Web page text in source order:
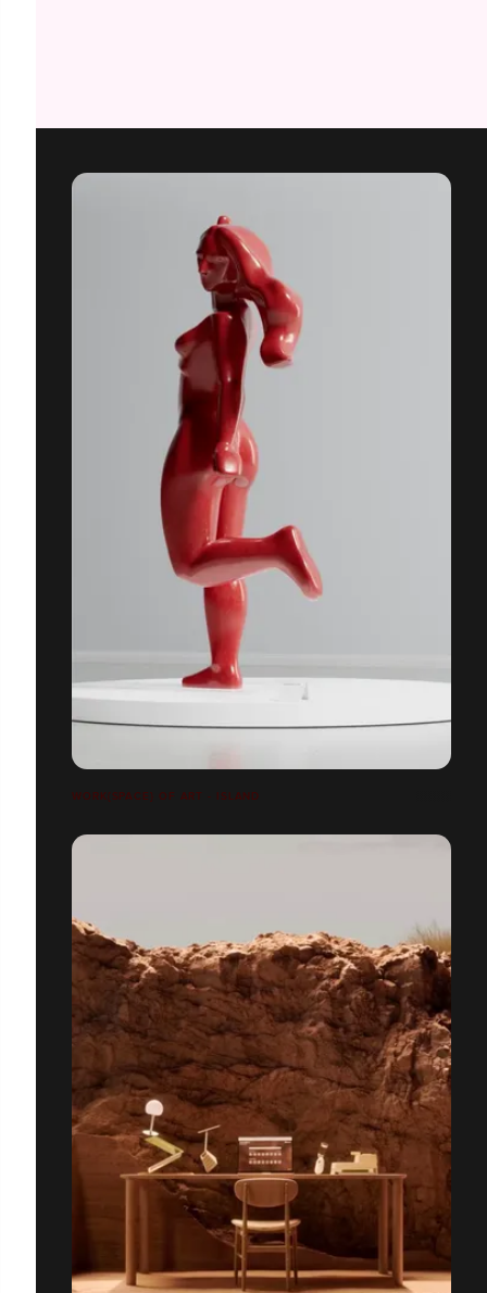
WORK{SPACE} OF ART - ISLAND